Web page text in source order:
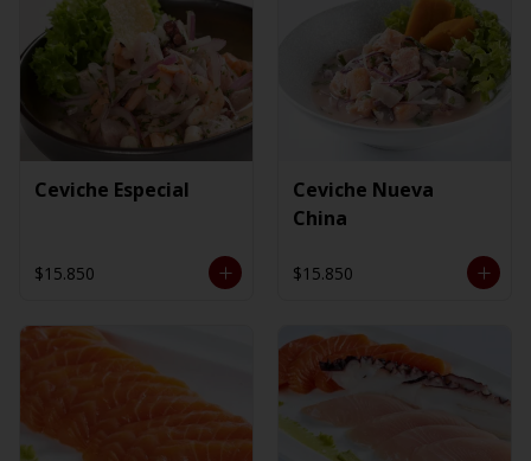
Ceviche Especial
$15.850
Ceviche Nueva
China
$15.850